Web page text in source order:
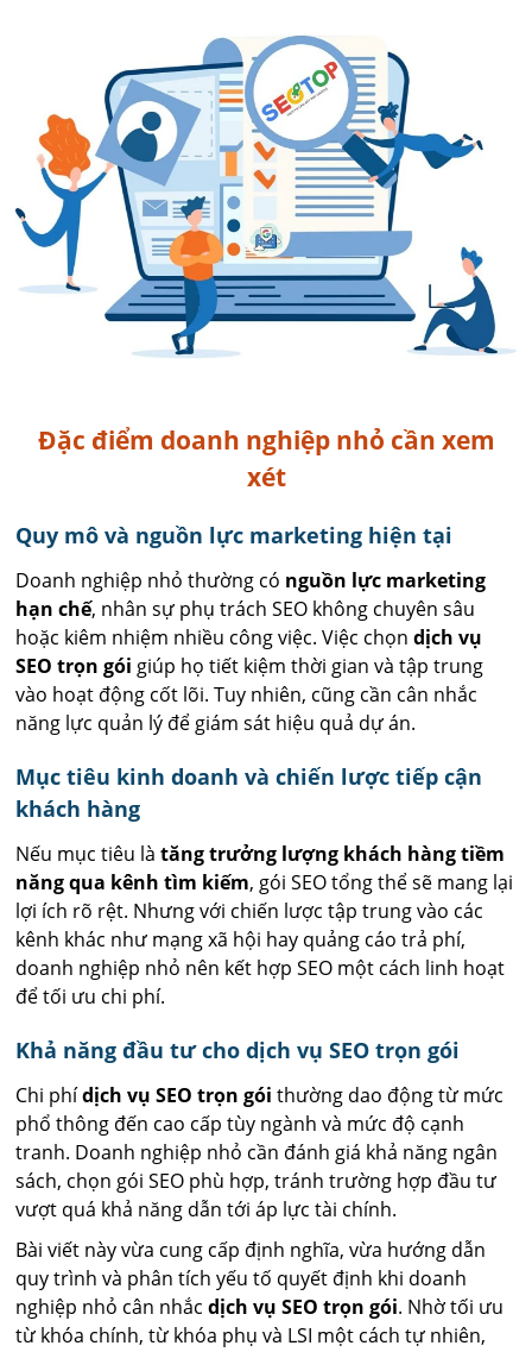
Đặc điểm doanh nghiệp nhỏ cần xem
xét
Quy mô và nguồn lực marketing hiện tại
Doanh nghiệp nhỏ thường có nguồn lực marketing
hạn chế, nhân sự phụ trách SEO không chuyên sâu
hoặc kiêm nhiệm nhiều công việc. Việc chọndịch vụ
SEO trọn gói giúp họ tiết kiệm thời gian và tập trung
vào hoạt động cốt lõi. Tuy nhiên, cũng cần cân nhắc
năng lực quản lý để giám sát hiệu quả dự án.
Mục tiêu kinh doanh và chiến lược tiếp cận
khách hàng
Nếu mục tiêu làtăng trưởng lượng khách hàng tiềm
năng qua kênh tìm kiếm, gói SEO tổng thể sẽ mang lại
lợi ích rõ rệt. Nhưng với chiến lược tập trung vào các
kênh khác như mạng xã hội hay quảng cáo trả phí,
doanh nghiệp nhỏ nên kết hợp SEO một cách linh hoạt
để tối ưu chi phí.
Khả năng đầu tư cho dịch vụ SEO trọn gói
Chi phídịch vụ SEO trọn gói thường dao động từ mức
phổ thông đến cao cấp tùy ngành và mức độ cạnh
tranh. Doanh nghiệp nhỏ cần đánh giá khả năng ngân
sách, chọn gói SEO phù hợp, tránh trường hợp đầu tư
vượt quá khả năng dẫn tới áp lực tài chính.
Bài viết này vừa cung cấp định nghĩa, vừa hướng dẫn
quy trình và phân tích yếu tố quyết định khi doanh
nghiệp nhỏ cân nhắcdịch vụ SEO trọn gói. Nhờ tối ưu
từ khóa chính, từ khóa phụ và LSI một cách tự nhiên,